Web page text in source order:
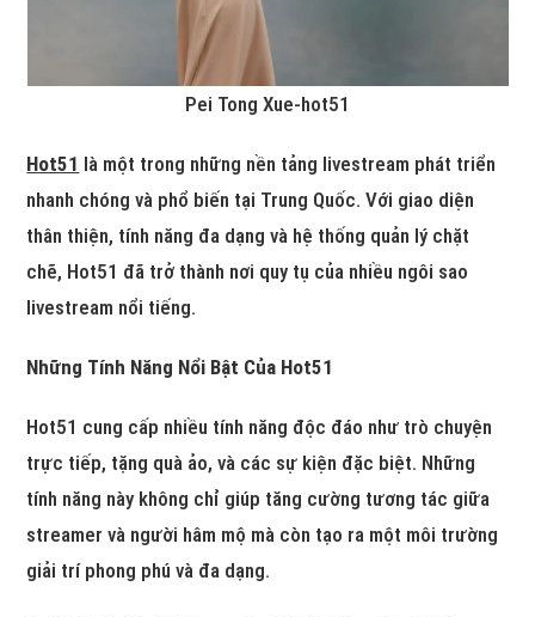
Pei Tong Xue-hot51
Hot51 là một trong những nền tảng livestream phát triển
nhanh chóng và phổ biến tại Trung Quốc. Với giao diện
thân thiện, tính năng đa dạng và hệ thống quản lý chặt
chẽ, Hot51 đã trở thành nơi quy tụ của nhiều ngôi sao
livestream nổi tiếng.
Những Tính Năng Nổi Bật Của Hot51
Hot51 cung cấp nhiều tính năng độc đáo như trò chuyện
trực tiếp, tặng quà ảo, và các sự kiện đặc biệt. Những
tính năng này không chỉ giúp tăng cường tương tác giữa
streamer và người hâm mộ mà còn tạo ra một môi trường
giải trí phong phú và đa dạng.